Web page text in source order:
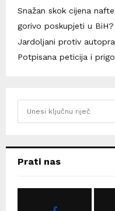
Snažan skok cijena
gorivo poskupjeti u BiH?
Jardoljani protiv
Potpisana peticija i
h
o
Prati nas